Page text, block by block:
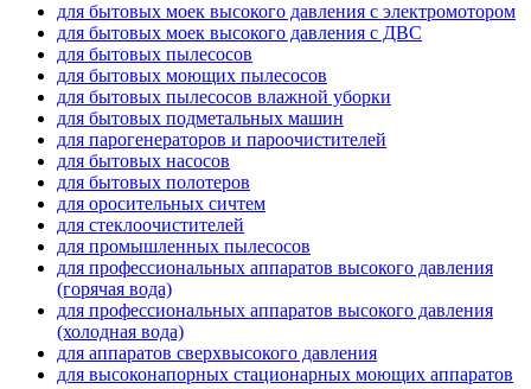
для бытовых моек высокого давления с электромотором
для бытовых моек высокого давления с ДВС
для бытовых пылесосов
для бытовых моющих пылесосов
для бытовых пылесосов влажной уборки
для бытовых подметальных машин
для парогенераторов и пароочистителей
для бытовых насосов
для бытовых полотеров
для оросительных сичтем
для стеклоочистителей
для промышленных пылесосов
для профессиональных аппаратов высокого давления
(горячая вода)
для профессиональных аппаратов высокого давления
(холодная вода)
для аппаратов сверхвысокого давления
для высоконапорных стационарных моющих аппаратов